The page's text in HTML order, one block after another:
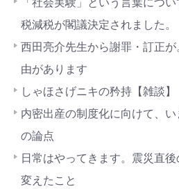
税減税が閣議決定されました。
西田亮介先生から謝罪・訂正
由があります
しゃほさげニキの矜持【雑談】
内密出産の制度化に向けて、
の論点
日常はやってきます。震災直
変えたこと